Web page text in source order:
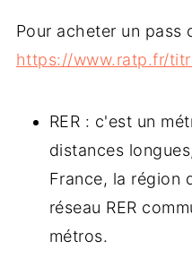
Pour acheter un pass
https://www.ratp.fr/
RER : c'est un
distances
France, la région
réseau RER
métros.